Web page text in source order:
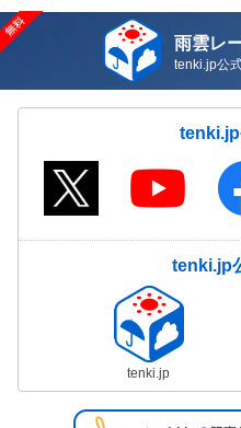
雨雲レ
tenki.jp公
tenki.jp
tenki.jp